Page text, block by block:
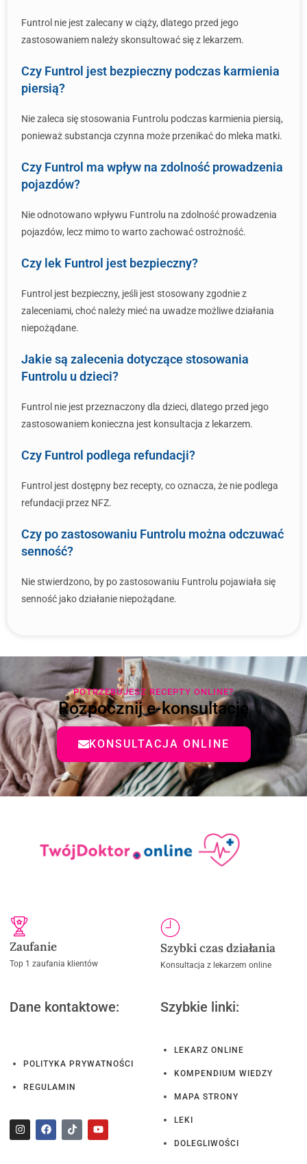
Funtrol nie jest zalecany w ciąży, dlatego przed jego
zastosowaniem należy skonsultować się z lekarzem.
Czy Funtrol jest bezpieczny podczas karmienia
piersią?
Nie zaleca się stosowania Funtrolu podczas karmienia piersią,
ponieważ substancja czynna może przenikać do mleka matki.
Czy Funtrol ma wpływ na zdolność prowadzenia
pojazdów?
Nie odnotowano wpływu Funtrolu na zdolność prowadzenia
pojazdów, lecz mimo to warto zachować ostrożność.
Czy lek Funtrol jest bezpieczny?
Funtrol jest bezpieczny, jeśli jest stosowany zgodnie z
zaleceniami, choć należy mieć na uwadze możliwe działania
niepożądane.
Jakie są zalecenia dotyczące stosowania
Funtrolu u dzieci?
Funtrol nie jest przeznaczony dla dzieci, dlatego przed jego
zastosowaniem konieczna jest konsultacja z lekarzem.
Czy Funtrol podlega refundacji?
Funtrol jest dostępny bez recepty, co oznacza, że nie podlega
refundacji przez NFZ.
Czy po zastosowaniu Funtrolu można odczuwać
senność?
Nie stwierdzono, by po zastosowaniu Funtrolu pojawiała się
senność jako działanie niepożądane.
POTRZEBUJESZ RECEPTY ONLINE?
Rozpocznij e-konsultację
KONSULTACJA ONLINE
Zaufanie
Top 1 zaufania klientów
Szybki czas działania
Konsultacja z lekarzem online
Dane kontaktowe:
POLITYKA PRYWATNOŚCI
REGULAMIN
Szybkie linki:
LEKARZ ONLINE
KOMPENDIUM WIEDZY
MAPA STRONY
LEKI
DOLEGLIWOŚCI